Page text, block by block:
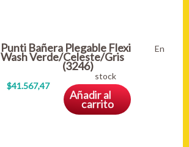
Punti Bañera Plegable Flexi
Wash Verde/Celeste/Gris
(3246)
$41.567,47
En
stock
Añadir al
carrito